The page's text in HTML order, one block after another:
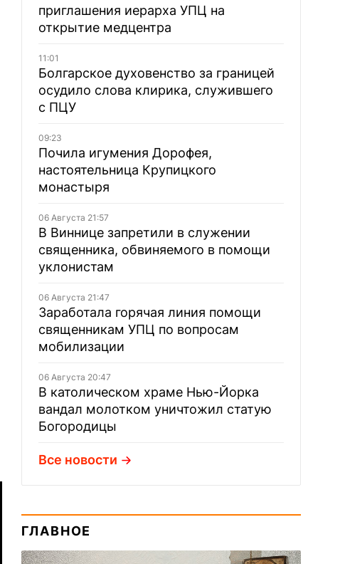
приглашения иерарха УПЦ на
открытие медцентра
11:01
Болгарское духовенство за границей
осудило слова клирика, служившего
с ПЦУ
09:23
Почила игумения Дорофея,
настоятельница Крупицкого
монастыря
06 Августа 21:57
В Виннице запретили в служении
священника, обвиняемого в помощи
уклонистам
06 Августа 21:47
Заработала горячая линия помощи
священникам УПЦ по вопросам
мобилизации
06 Августа 20:47
В католическом храме Нью-Йорка
вандал молотком уничтожил статую
Богородицы
Все новости
ГЛАВНОЕ